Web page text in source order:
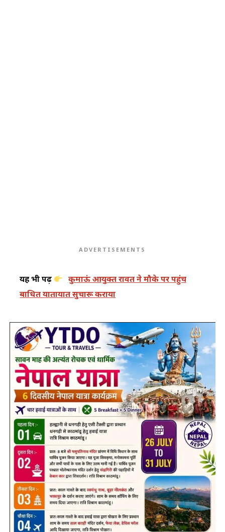
ADVERTISEMENTS
यह भी पढ़ें
कुमाऊं आयुक्त रावत ने मौके पर पहुंच
बाधित यातायात सुचारू कराया